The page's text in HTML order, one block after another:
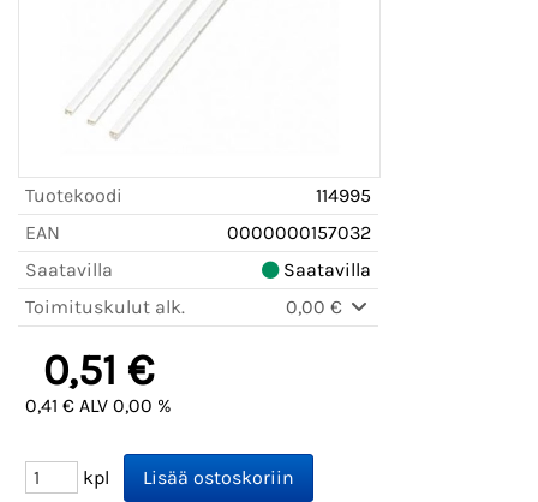
Tuotekoodi
114995
EAN
0000000157032
Saatavilla
Saatavilla
Toimituskulut alk.
0,00 €
0,51 €
0,41 € ALV 0,00 %
kpl